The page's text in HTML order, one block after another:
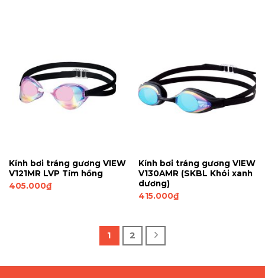
Kính bơi tráng gương VIEW
V121MR LVP Tím hồng
405.000₫
Kính bơi tráng gương VIEW
V130AMR (SKBL Khói xanh
dương)
415.000₫
1 2